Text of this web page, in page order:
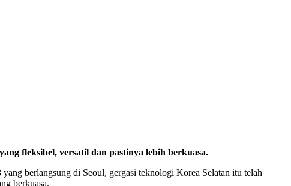
fleksibel, versatil dan pastinya lebih berkuasa.
berlangsung di Seoul, gergasi teknologi Korea Selatan itu telah
berkuasa.